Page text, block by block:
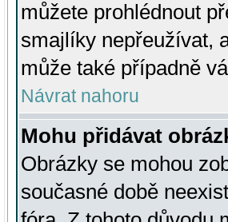
můžete prohlédnout
smajlíky nepřeužívat,
může také případně
Návrat nahoru
Mohu přidávat
Obrázky se mohou
současné době